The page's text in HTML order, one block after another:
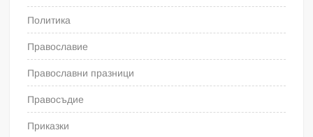
Политика
Православие
Православни празници
Правосъдие
Приказки